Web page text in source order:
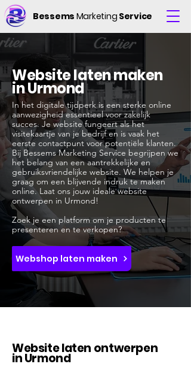
Bessems Marketing Service
Website laten maken
in Urmond
In het digitale tijdperk is een sterke online
aanwezigheid essentieel voor zakelijk
succes. Je website fungeert als het
visitekaartje van je bedrijf en is vaak het
eerste contactpunt voor potentiële klanten.
Bij Bessems Marketing Service begrijpen we
het belang van een aantrekkelijke en
gebruiksvriendelijke website. We helpen je
graag om een blijvende indruk te maken
online. Laat ons jouw ideale website
ontwerpen in Urmond!
Zoek je een platform om je producten te
presenteren en te verkopen?
Webshop laten maken
Website laten ontwerpen
in Urmond